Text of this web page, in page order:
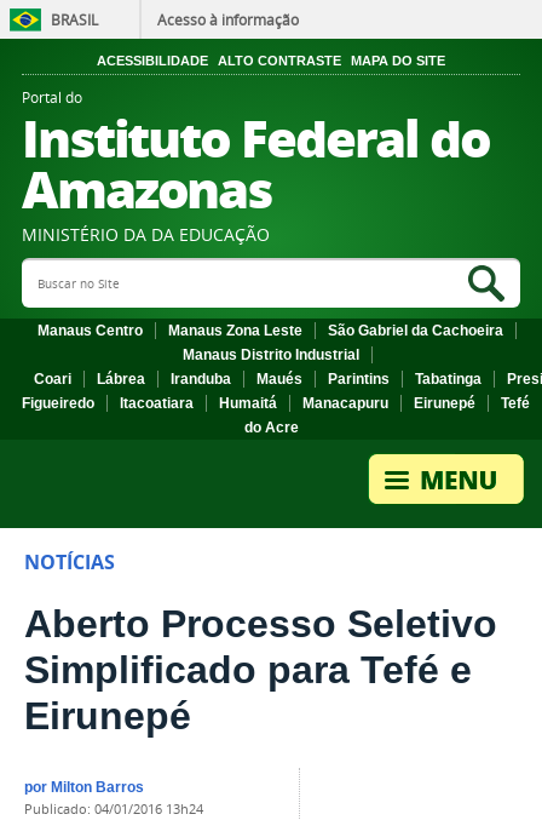
BRASIL Acesso à informação
ACESSIBILIDADE ALTO CONTRASTE MAPA DO SITE
Portal do
Instituto Federal do
Amazonas
MINISTÉRIO DA DA EDUCAÇÃO
Search Site
Manaus Centro Manaus Zona Leste
São Gabriel da Cachoeira
Manaus Distrito Industrial
Coari
Lábrea Iranduba Maués Parintins Tabatinga
Figueiredo
Itacoatiara Humaitá Manacapuru Eirunepé
Tefé
do Acre
NOTÍCIAS
Aberto Processo Seletivo
Simplificado para Tefé e
Eirunepé
por Milton Barros
publicado: 04/01/2016 13h24